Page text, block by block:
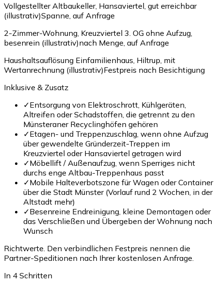
Vollgestellter Altbaukeller, Hansaviertel, gut erreichbar
(illustrativ)Spanne, auf Anfrage
2-Zimmer-Wohnung, Kreuzviertel 3. OG ohne Aufzug,
besenrein (illustrativ)nach Menge, auf Anfrage
Haushaltsauflösung Einfamilienhaus, Hiltrup, mit
Wertanrechnung (illustrativ)Festpreis nach Besichtigung
Inklusive & Zusatz
✓Entsorgung von Elektroschrott, Kühlgeräten,
Altreifen oder Schadstoffen, die getrennt zu den
Münsteraner Recyclinghöfen gehören
✓Etagen- und Treppenzuschlag, wenn ohne Aufzug
über gewendelte Gründerzeit-Treppen im
Kreuzviertel oder Hansaviertel getragen wird
✓Möbellift / Außenaufzug, wenn Sperriges nicht
durchs enge Altbau-Treppenhaus passt
✓Mobile Halteverbotszone für Wagen oder Container
über die Stadt Münster (Vorlauf rund 2 Wochen, in der
Altstadt mehr)
✓Besenreine Endreinigung, kleine Demontagen oder
das Verschließen und Übergeben der Wohnung nach
Wunsch
Richtwerte. Den verbindlichen Festpreis nennen die
Partner-Speditionen nach Ihrer kostenlosen Anfrage.
In 4 Schritten